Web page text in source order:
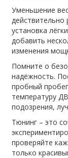
Уменьшение
действительно
установка
добавить
изменения
Помните о
надёжность.
пробный
температуру
подозрения,
Тюнинг – это
проверяйте
только